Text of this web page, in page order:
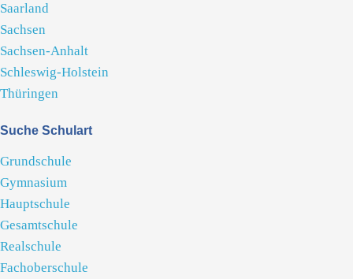
Saarland
Sachsen
Sachsen-Anhalt
Schleswig-Holstein
Thüringen
Suche Schulart
Grundschule
Gymnasium
Hauptschule
Gesamtschule
Realschule
Fachoberschule